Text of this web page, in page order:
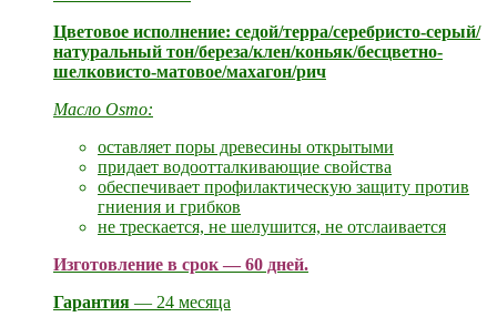
Цветовое исполнение: седой/терра/серебристо-серый/
натуральный тон/береза/клен/коньяк/бесцветно-
шелковисто-матовое/махагон/рич
Масло Osmo:
оставляет поры древесины открытыми
придает водоотталкивающие свойства
обеспечивает профилактическую защиту против
гниения и грибков
не трескается, не шелушится, не отслаивается
Изготовление в срок — 60 дней.
Гарантия — 24 месяца